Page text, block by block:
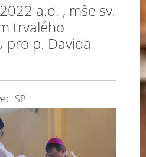
a.d. , mše sv.
trvalého
pro p. Davida